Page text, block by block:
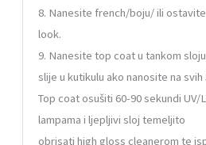
8. Nanesite french/boju/ ili
look.
9. Nanesite top coat u tankom
slije u kutikulu ako nanosite na
Top coat osušiti 60-90 sekundi UV/
lampama i ljepljivi sloj temeljito
obrisati high gloss cleanerom te